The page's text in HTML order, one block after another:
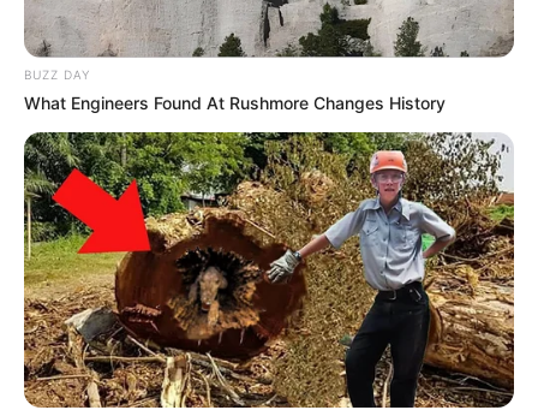
BUZZ DAY
What Engineers Found At Rushmore Changes History